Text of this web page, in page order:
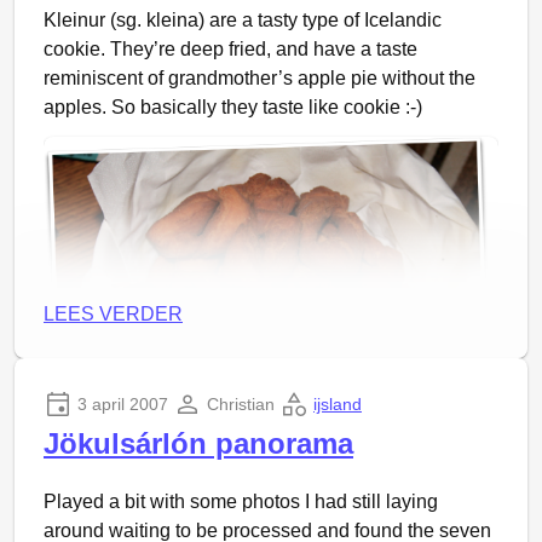
Kleinur (sg. kleina) are a tasty type of Icelandic
cookie. They’re deep fried, and have a taste
reminiscent of grandmother’s apple pie without the
apples. So basically they taste like cookie :-)
and 200 grams of sugar and mix them. Add an egg,
LEES VERDER
3 april 2007 Christian ijsland
Jökulsárlón panorama
Played a bit with some photos I had still laying
around waiting to be processed and found the seven